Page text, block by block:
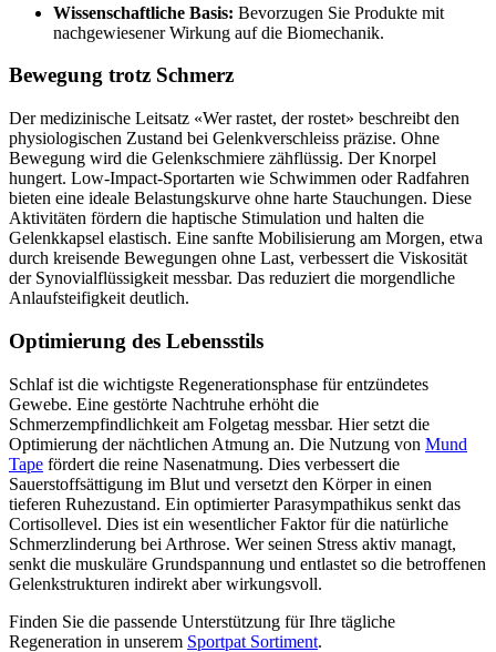
Wissenschaftliche Basis: Bevorzugen Sie Produkte mit
nachgewiesener Wirkung auf die Biomechanik.
Bewegung trotz Schmerz
Der medizinische Leitsatz «Wer rastet, der rostet» beschreibt den
physiologischen Zustand bei Gelenkverschleiss präzise. Ohne
Bewegung wird die Gelenkschmiere zähflüssig. Der Knorpel
hungert. Low-Impact-Sportarten wie Schwimmen oder Radfahren
bieten eine ideale Belastungskurve ohne harte Stauchungen. Diese
Aktivitäten fördern die haptische Stimulation und halten die
Gelenkkapsel elastisch. Eine sanfte Mobilisierung am Morgen, etwa
durch kreisende Bewegungen ohne Last, verbessert die Viskosität
der Synovialflüssigkeit messbar. Das reduziert die morgendliche
Anlaufsteifigkeit deutlich.
Optimierung des Lebensstils
Schlaf ist die wichtigste Regenerationsphase für entzündetes
Gewebe. Eine gestörte Nachtruhe erhöht die
Schmerzempfindlichkeit am Folgetag messbar. Hier setzt die
Optimierung der nächtlichen Atmung an. Die Nutzung von Mund
Tape fördert die reine Nasenatmung. Dies verbessert die
Sauerstoffsättigung im Blut und versetzt den Körper in einen
tieferen Ruhezustand. Ein optimierter Parasympathikus senkt das
Cortisollevel. Dies ist ein wesentlicher Faktor für die natürliche
Schmerzlinderung bei Arthrose. Wer seinen Stress aktiv managt,
senkt die muskuläre Grundspannung und entlastet so die betroffenen
Gelenkstrukturen indirekt aber wirkungsvoll.
Finden Sie die passende Unterstützung für Ihre tägliche
Regeneration in unserem Sportpat Sortiment.